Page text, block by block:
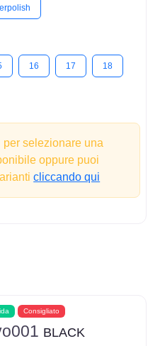
16 17 18
per selezionare una
oppure puoi
cliccando qui
Consigliato
BLACK